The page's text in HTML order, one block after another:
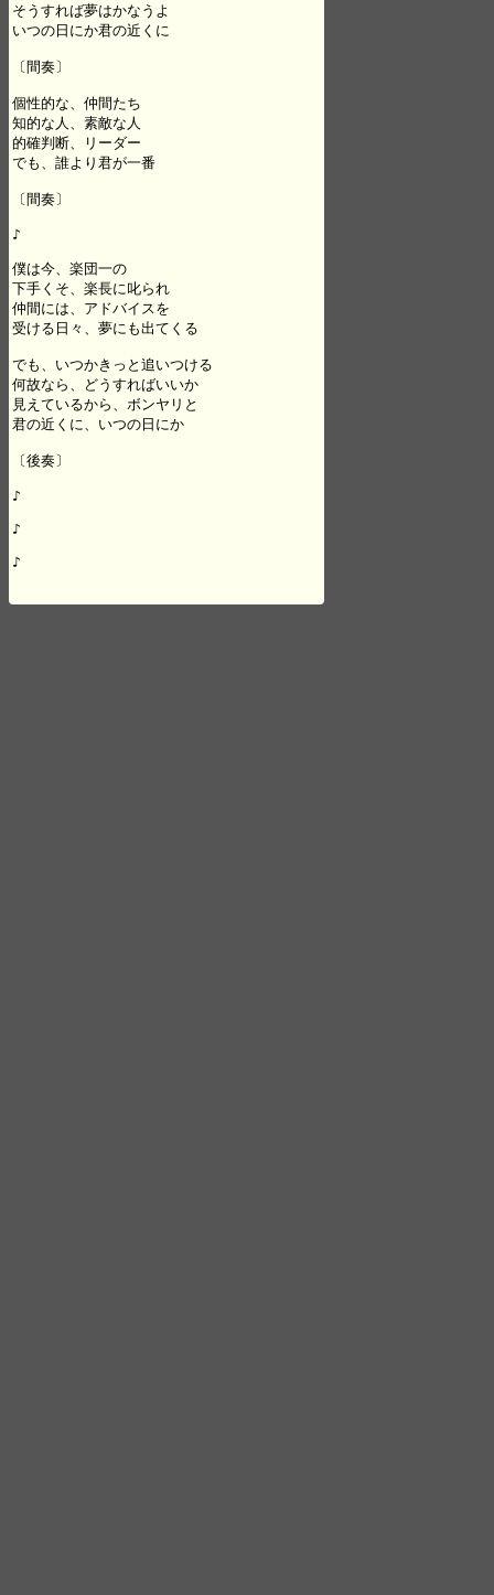
そうすれば夢はかなうよ
いつの日にか君の近くに
〔間奏〕
個性的な、仲間たち
知的な人、素敵な人
的確判断、リーダー
でも、誰より君が一番
〔間奏〕
♪
僕は今、楽団一の
下手くそ、楽長に叱られ
仲間には、アドバイスを
受ける日々、夢にも出てくる
でも、いつかきっと追いつける
何故なら、どうすればいいか
見えているから、ボンヤリと
君の近くに、いつの日にか
〔後奏〕
♪
♪
♪